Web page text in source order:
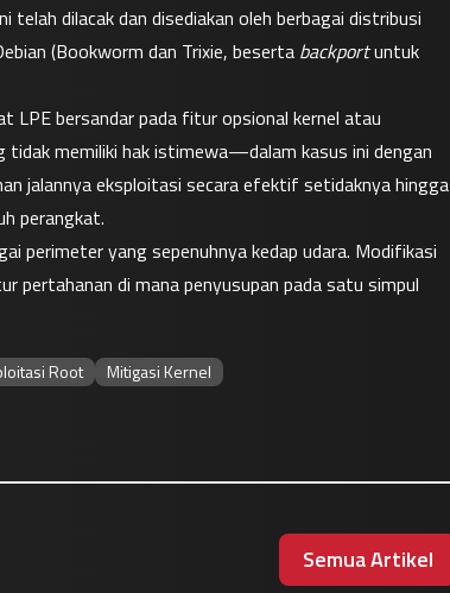
telah dilacak dan disediakan oleh berbagai distribusi
(Bookworm dan Trixie, beserta backport untuk
LPE bersandar pada fitur opsional kernel atau
memiliki hak istimewa—dalam kasus ini dengan
jalannya eksploitasi secara efektif setidaknya hingga
perangkat.
perimeter yang sepenuhnya kedap udara. Modifikasi
pertahanan di mana penyusupan pada satu simpul
Root Mitigasi Kernel
Semua Artikel